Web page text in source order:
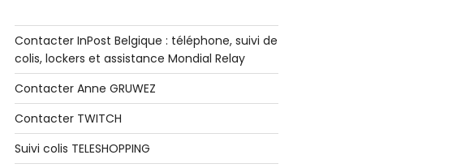
Contacter InPost Belgique : téléphone, suivi de
colis, lockers et assistance Mondial Relay
Contacter Anne GRUWEZ
Contacter TWITCH
Suivi colis TELESHOPPING